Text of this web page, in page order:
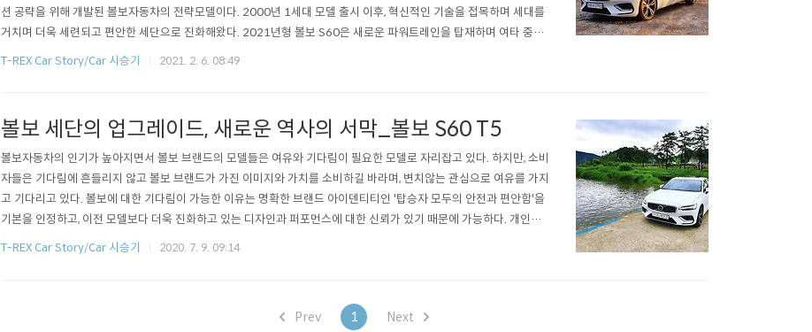
션 공략을 위해 개발된 볼보자동차의 전략모델이다. 2000년 1세대 모델 출시 이후, 혁신적인 기술을 접목하며 세대를
거치며 더욱 세련되고 편안한 세단으로 진화해왔다. 2021년형 볼보 S60은 새로운 파워트레인을 탑재하며 여타 중형
세단과는 차별화된 모습을 선보이고 있다. 볼보 S60의 가장 큰 특징은 브랜드 플래그십세단인 S90 클러스터와 동일
T-REX Car Story/Car 시승기 2021. 2. 6. 08:49
볼보 세단의 업그레이드, 새로운 역사의 서막_볼보 S60 T5
볼보자동차의 인기가 높아지면서 볼보 브랜드의 모델들은 여유와 기다림이 필요한 모델로 자리잡고 있다. 하지만, 소비
자들은 기다림에 흔들리지 않고 볼보 브랜드가 가진 이미지와 가치를 소비하길 바라며, 변치않는 관심으로 여유를 가지
고 기다리고 있다. 볼보에 대한 기다림이 가능한 이유는 명확한 브랜드 아이덴티티인 '탑승자 모두의 안전과 편안함'을
기본을 인정하고, 이전 모델보다 더욱 진화하고 있는 디자인과 퍼포먼스에 대한 신뢰가 있기 때문에 가능하다. 개인적
으로는 볼보 왜건 모델에 많은 관심이 있어서 V모델들에 대한 애정이 큰 편였는데, 최근에 출시한 볼보 SUV 모델들은
T-REX Car Story/Car 시승기 2020. 7. 9. 09:14
Prev 1 Next